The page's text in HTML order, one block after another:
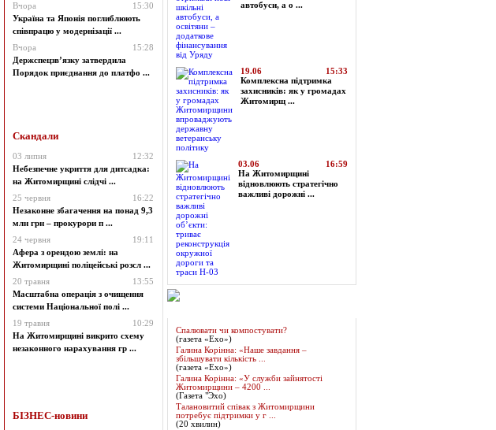
Вчора
15:30
Україна та Японія поглиблюють
співпрацю у модернізації ...
Вчора
15:28
Держспецзв’язку затвердила
Порядок приєднання до платфо ...
Скандали
03 липня
12:32
Небезпечне укриття для дитсадка:
на Житомирщині слідчі ...
25 червня
16:22
Незаконне збагачення на понад 9,3
млн грн – прокурори п ...
24 червня
19:11
Афера з орендою землі: на
Житомирщині поліцейські розсл ...
20 травня
13:55
Масштабна операція з очищення
системи Національної полі ...
19 травня
10:29
На Житомирщині викрито схему
незаконного нарахування гр ...
БІЗНЕС-новини
автобуси, а о ...
19.06
15:33
Комплексна підтримка
захисників: як у громадах
Житомирщ ...
03.06
16:59
На Житомирщині
відновлюють стратегічно
важливі дорожні ...
Спалювати чи компостувати?
(газета «Ехо»)
Галина Корінна: «Наше завдання –
збільшувати кількість ...
(газета «Ехо»)
Галина Корінна: «У служби зайнятості
Житомирщини – 4200 ...
(Газета "Эхо)
Талановитий співак з Житомирщини
потребує підтримки у г ...
(20 хвилин)